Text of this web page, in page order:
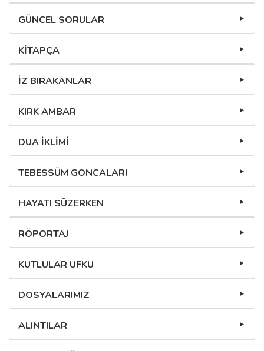
GÜNCEL SORULAR
KİTAPÇA
İZ BIRAKANLAR
KIRK AMBAR
DUA İKLİMİ
TEBESSÜM GONCALARI
HAYATI SÜZERKEN
RÖPORTAJ
KUTLULAR UFKU
DOSYALARIMIZ
ALINTILAR